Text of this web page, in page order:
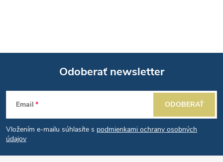
Z
á
p
Odoberať newsletter
Email
Vložením e-mailu súhlasíte s podmienkami ochrany osobných
údajov
ODOBERAŤ